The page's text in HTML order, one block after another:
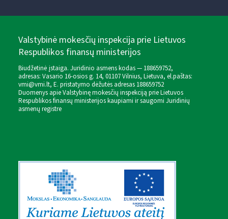
Valstybinė mokesčių inspekcija prie Lietuvos
Respublikos finansų ministerijos
Biudžetinė įstaiga. Juridinio asmens kodas — 188659752,
adresas: Vasario 16-osios g. 14, 01107 Vilnius, Lietuva, el.paštas:
vmi@vmi.lt, E. pristatymo dėžutės adresas 188659752
Duomenys apie Valstybinę mokesčių inspekciją prie Lietuvos
Respublikos finansų ministerijos kaupiami ir saugomi Juridinių
asmenų registre